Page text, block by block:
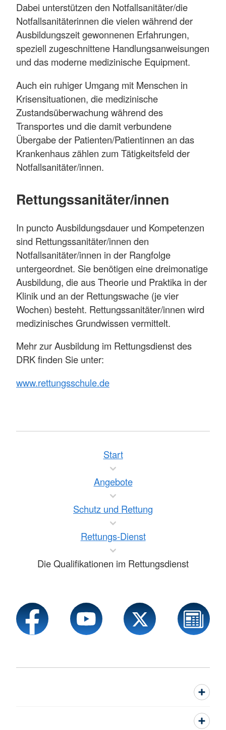
Dabei unterstützen den Notfallsanitäter/die
Notfallsanitäterinnen die vielen während der
Ausbildungszeit gewonnenen Erfahrungen,
speziell zugeschnittene Handlungsanweisungen
und das moderne medizinische Equipment.
Auch ein ruhiger Umgang mit Menschen in
Krisensituationen, die medizinische
Zustandsüberwachung während des
Transportes und die damit verbundene
Übergabe der Patienten/Patientinnen an das
Krankenhaus zählen zum Tätigkeitsfeld der
Notfallsanitäter/innen.
Rettungssanitäter/innen
In puncto Ausbildungsdauer und Kompetenzen
sind Rettungssanitäter/innen den
Notfallsanitäter/innen in der Rangfolge
untergeordnet. Sie benötigen eine dreimonatige
Ausbildung, die aus Theorie und Praktika in der
Klinik und an der Rettungswache (je vier
Wochen) besteht. Rettungssanitäter/innen wird
medizinisches Grundwissen vermittelt.
Mehr zur Ausbildung im Rettungsdienst des
DRK finden Sie unter:
www.rettungsschule.de
Start
Angebote
Schutz und Rettung
Rettungs-Dienst
Die Qualifikationen im Rettungsdienst